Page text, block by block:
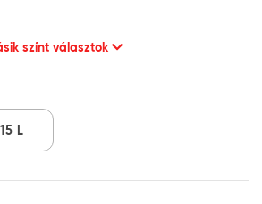
színt választok
15 L